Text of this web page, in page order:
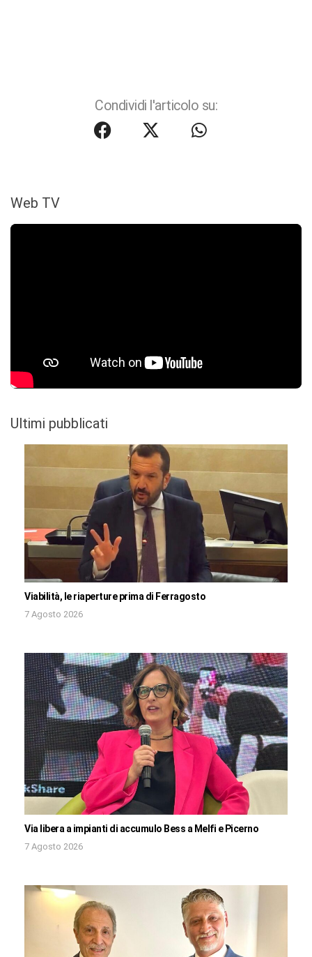
Condividi l'articolo su:
Web TV
Ultimi pubblicati
Viabilità, le riaperture prima di Ferragosto
7 Agosto 2026
Via libera a impianti di accumulo Bess a Melfi e Picerno
7 Agosto 2026